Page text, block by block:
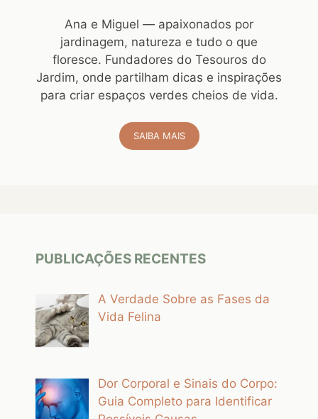
Ana e Miguel — apaixonados por
jardinagem, natureza e tudo o que
floresce. Fundadores do Tesouros do
Jardim, onde partilham dicas e inspirações
para criar espaços verdes cheios de vida.
SAIBA MAIS
PUBLICAÇÕES RECENTES
A Verdade Sobre as Fases da
Vida Felina
Dor Corporal e Sinais do Corpo:
Guia Completo para Identificar